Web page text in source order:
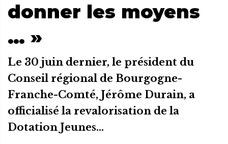
donner les moyens
… »
Le 30 juin dernier, le président du
Conseil régional de Bourgogne-
Franche-Comté, Jérôme Durain, a
officialisé la revalorisation de la
Dotation Jeunes...